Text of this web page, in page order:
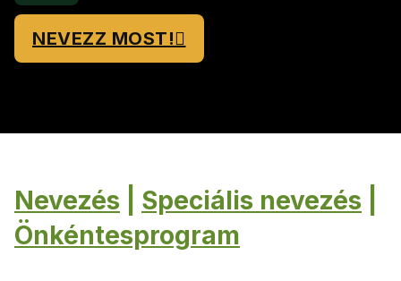
NEVEZZ MOST!
Nevezés Speciális nevezés
Önkéntesprogram